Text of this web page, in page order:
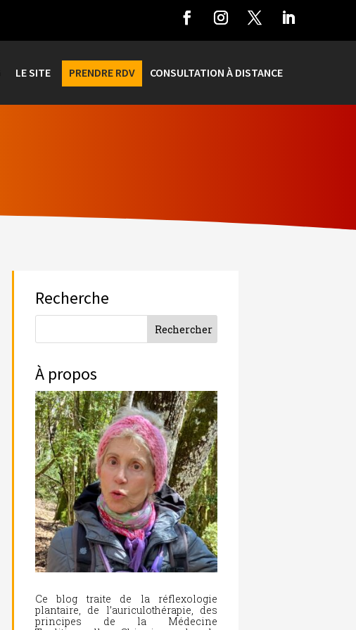
LE SITE PRENDRE RDV CONSULTATION À DISTANCE
Recherche
À propos
Ce blog traite de la réflexologie
plantaire, de l’auriculothérapie, des
principes de la Médecine